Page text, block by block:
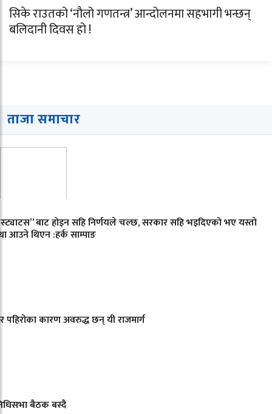
सिके राउतको ‘नौलो गणतन्त्र’ आन्दोलनमा सहभागी भन्छन्
बलिदानी दिवस हो !
ताजा समाचार
बाट होइन सहि निर्णयले चल्छ, सरकार सहि भइदिएको भए यस्तो
आउने थिएन :हर्क साम्पाङ
पहिरोका कारण अवरुद्ध छन् यी राजमार्ग
बैठक बस्दै